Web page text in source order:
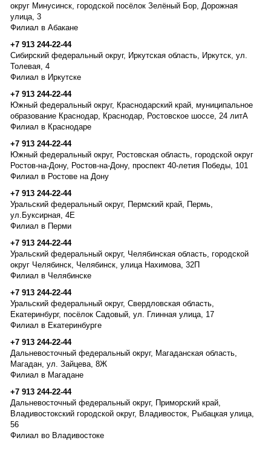
округ Минусинск, городской посёлок Зелёный Бор, Дорожная
улица, 3
Филиал в Абакане
+7 913 244-22-44
Сибирский федеральный округ, Иркутская область, Иркутск, ул.
Толевая, 4
Филиал в Иркутске
+7 913 244-22-44
Южный федеральный округ, Краснодарский край, муниципальное
образование Краснодар, Краснодар, Ростовское шоссе, 24 литА
Филиал в Краснодаре
+7 913 244-22-44
Южный федеральный округ, Ростовская область, городской округ
Ростов-на-Дону, Ростов-на-Дону, проспект 40-летия Победы, 101
Филиал в Ростове на Дону
+7 913 244-22-44
Уральский федеральный округ, Пермский край, Пермь,
ул.Буксирная, 4Е
Филиал в Перми
+7 913 244-22-44
Уральский федеральный округ, Челябинская область, городской
округ Челябинск, Челябинск, улица Нахимова, 32П
Филиал в Челябинске
+7 913 244-22-44
Уральский федеральный округ, Свердловская область,
Екатеринбург, посёлок Садовый, ул. Глинная улица, 17
Филиал в Екатеринбурге
+7 913 244-22-44
Дальневосточный федеральный округ, Магаданская область,
Магадан, ул. Зайцева, 8Ж
Филиал в Магадане
+7 913 244-22-44
Дальневосточный федеральный округ, Приморский край,
Владивостокский городской округ, Владивосток, Рыбацкая улица,
56
Филиал во Владивостоке